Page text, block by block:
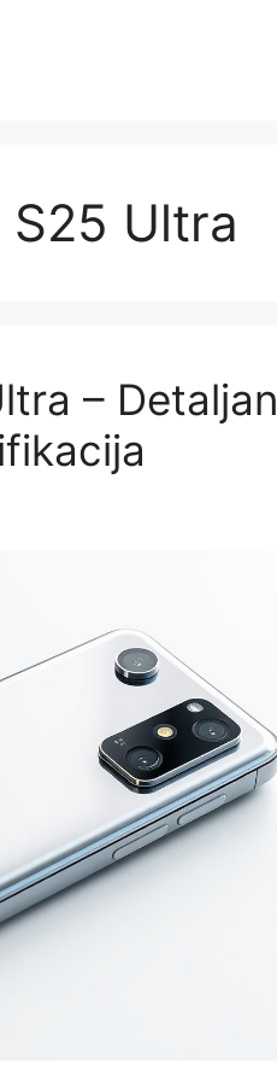
Ultra
– Detaljan